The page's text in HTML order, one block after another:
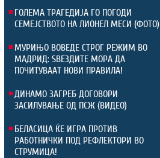
ГОЛЕМА ТРАГЕДИЈА ГО ПОГОДИ
СЕМЕЈСТВОТО НА ЛИОНЕЛ МЕСИ (ФОТО)
МУРИЊО ВОВЕДЕ СТРОГ РЕЖИМ ВО
МАДРИД: ЅВЕЗДИТЕ МОРА ДА
ПОЧИТУВААТ НОВИ ПРАВИЛА!
ДИНАМО ЗАГРЕБ ДОГОВОРИ
ЗАСИЛУВАЊЕ ОД ПСЖ (ВИДЕО)
БЕЛАСИЦА ЌЕ ИГРА ПРОТИВ
РАБОТНИЧКИ ПОД РЕФЛЕКТОРИ ВО
СТРУМИЦА!